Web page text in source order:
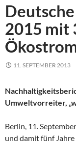
2015 mit
11. SEPTEMBER 2013
Umweltvorreiter,
Berlin, 11.
und damit fünf